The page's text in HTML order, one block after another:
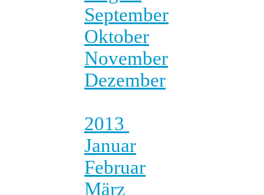
September
Oktober
November
Dezember
2013
Januar
Februar
März